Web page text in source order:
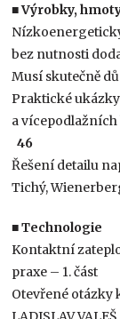
■ Výrobky,
bez nutnosti
Musí skutečně
Praktické
a vícepodlažních
46
Řešení detailu
Tichý,
■ Technologie
Kontaktní
praxe – 1. část
Otevřené otázky